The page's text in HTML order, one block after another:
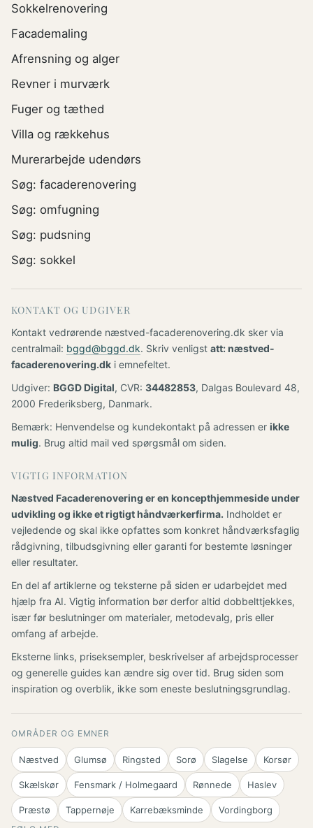
Sokkelrenovering
Facademaling
Afrensning og alger
Revner i murværk
Fuger og tæthed
Villa og rækkehus
Murerarbejde udendørs
Søg: facaderenovering
Søg: omfugning
Søg: pudsning
Søg: sokkel
KONTAKT OG UDGIVER
Kontakt vedrørende næstved-facaderenovering.dk sker via
centralmail: bggd@bggd.dk. Skriv venligst att: næstved-
facaderenovering.dk i emnefeltet.
Udgiver: BGGD Digital, CVR: 34482853, Dalgas Boulevard 48,
2000 Frederiksberg, Danmark.
Bemærk: Henvendelse og kundekontakt på adressen er ikke
mulig. Brug altid mail ved spørgsmål om siden.
VIGTIG INFORMATION
Næstved Facaderenovering er en koncepthjemmeside under
udvikling og ikke et rigtigt håndværkerfirma. Indholdet er
vejledende og skal ikke opfattes som konkret håndværksfaglig
rådgivning, tilbudsgivning eller garanti for bestemte løsninger
eller resultater.
En del af artiklerne og teksterne på siden er udarbejdet med
hjælp fra AI. Vigtig information bør derfor altid dobbelttjekkes,
især før beslutninger om materialer, metodevalg, pris eller
omfang af arbejde.
Eksterne links, priseksempler, beskrivelser af arbejdsprocesser
og generelle guides kan ændre sig over tid. Brug siden som
inspiration og overblik, ikke som eneste beslutningsgrundlag.
OMRÅDER OG EMNER
Næstved Glumsø Ringsted Sorø Slagelse Korsør
Skælskør Fensmark / Holmegaard Rønnede Haslev
Præstø Tappernøje Karrebæksminde Vordingborg